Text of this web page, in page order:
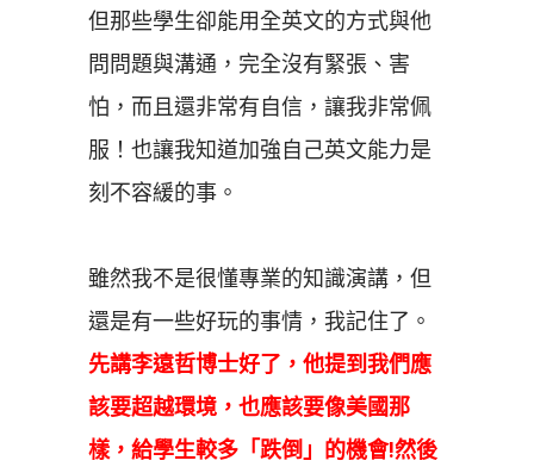
但那些學生卻能用全英文的方式與他
問問題與溝通，完全沒有緊張、害
怕，而且還非常有自信，讓我非常佩
服！也讓我知道加強自己英文能力是
刻不容緩的事。
雖然我不是很懂專業的知識演講，但
還是有一些好玩的事情，我記住了。
先講李遠哲博士好了，他提到我們應
該要超越環境，也應該要像美國那
樣，給學生較多「跌倒」的機會!然後